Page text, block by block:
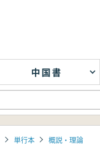
中国書
単行本 概説・理論